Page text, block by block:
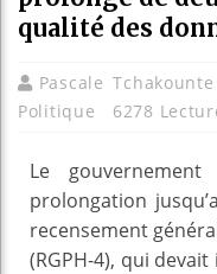
qualité des
Pascale Tchakounte
Politique
6278
Le
prolongation
recensement
(RGPH-4), qui